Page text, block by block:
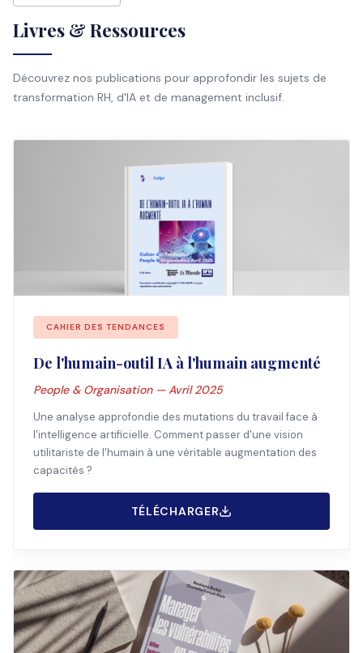
Livres & Ressources
Découvrez nos publications pour approfondir les sujets de
transformation RH, d'IA et de management inclusif.
CAHIER DES TENDANCES
De l'humain-outil IA à l'humain augmenté
People & Organisation — Avril 2025
Une analyse approfondie des mutations du travail face à
l'intelligence artificielle. Comment passer d'une vision
utilitariste de l'humain à une véritable augmentation des
capacités ?
TÉLÉCHARGER